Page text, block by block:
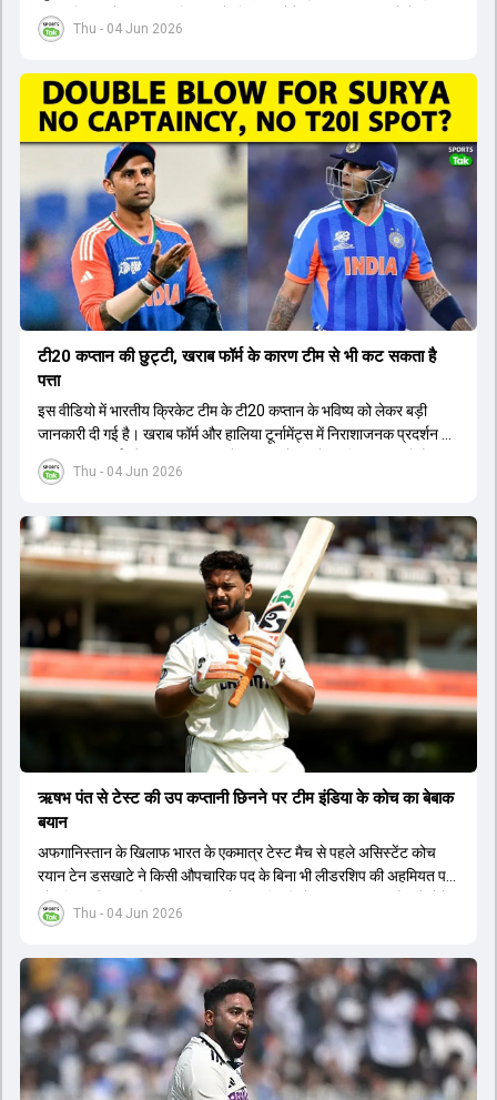
Thu - 04 Jun 2026
कारण विराट कोहली अफगानिस्तान के खिलाफ होने वाली आगामी तीन मैचों की
वनडे सीरीज से बाहर हो गए हैं। भारत और अफगानिस्तान के बीच इस वनडे सीरीज
इसके बाद सीरीज के बाकी दो मुकाबले 17 और 20 जून को खेले जाने थे। हाल ही में
खत्म हुए आईपीएल में शानदार प्रदर्शन करने वाले विराट कोहली का इस सीरीज से
बाहर होना भारतीय फैंस के लिए एक बहुत बड़ा झटका है। यह वनडे सीरीज 2027
में होने वाले वर्ल्ड कप की तैयारियों के लिहाज से भी काफी अहम मानी जा रही थी।
फिलहाल यह स्पष्ट नहीं है कि विराट कोहली को इस हैमस्ट्रिंग इंजरी से पूरी तरह से
उबरने में कितना समय लगेगा और उनकी जगह टीम में किस खिलाड़ी को शामिल
किया जाएगा।
Thu - 04 Jun 2026
टी20 कप्तान की छुट्टी, खराब फॉर्म के कारण टीम से भी कट सकता है
पत्ता
इस वीडियो में भारतीय क्रिकेट टीम के टी20 कप्तान के भविष्य को लेकर बड़ी
जानकारी दी गई है। खराब फॉर्म और हालिया टूर्नामेंट्स में निराशाजनक प्रदर्शन के
कारण चयनकर्ता और टीम प्रबंधन उन्हें कप्तानी से हटाने पर विचार कर रहे हैं।
मुख्य कोच और चयन समिति के बीच हुई चर्चा के बाद यह फैसला लिया जा सकता है
को न सिर्फ उनके पद से हटाया जाएगा बल्कि उन्हें टीम से भी बाहर किया जा सकता
है। आगामी सीरीज और भविष्य के बड़े टूर्नामेंट्स को ध्यान में रखते हुए चयनकर्ता
एक नई शुरुआत करना चाहते हैं। इससे पहले भी खराब फॉर्म के कारण कई दिग्गज
खिलाड़ियों को कप्तानी और टीम से हाथ धोना पड़ा था। अब नए कप्तान के लिए एक
अन्य स्टार बल्लेबाज का नाम सबसे आगे चल रहा है, जिसे जल्द ही जिम्मेदारी सौंपी
जा सकती है।
Thu - 04 Jun 2026
ऋषभ पंत से टेस्ट की उप कप्तानी छिनने पर टीम इंडिया के कोच का बेबाक
बयान
अफगानिस्तान के खिलाफ भारत के एकमात्र टेस्ट मैच से पहले असिस्टेंट कोच
रयान टेन डसखाटे ने किसी औपचारिक पद के बिना भी लीडरशिप की अहमियत पर
जोर दिया और कहा कि पंत का ध्यान खेल की स्थिति के आधार पर सही फैसले लेने
पर होना चाहिए.